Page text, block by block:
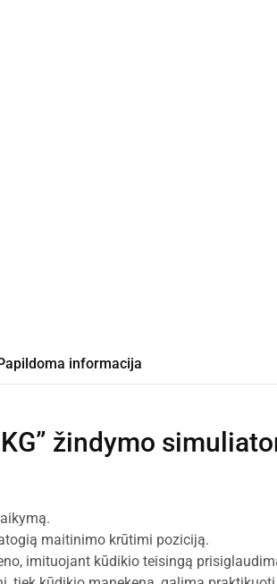
informacija
žindymo
maitinimo krūtimi poziciją.
imituojant kūdikio teisingą